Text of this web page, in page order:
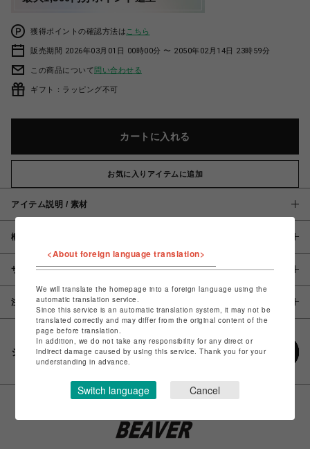
獲得ポイントの確認方法は こちら
販売期間 2026年03月01日 00時00分 〜 2050年02月14日 23時59分
この商品について問い合わせる
ギフト：ラッピング不可
カートに入れる
お気に入りアイテムに追加
アイテム説明 / 素材
概要
サイズ
注意事項
シェアする
<About foreign language translation>
We will translate the homepage into a foreign language using the
automatic translation service.
Since this service is an automatic translation system, it may not be
translated correctly and may differ from the original content of the
page before translation.
In addition, we do not take any responsibility for any direct or
indirect damage caused by using this service. Thank you for your
understanding in advance.
Switch language Cancel